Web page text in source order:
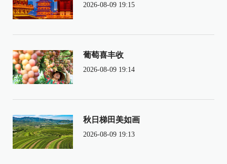
2026-08-09 19:15
葡萄喜丰收
2026-08-09 19:14
秋日梯田美如画
2026-08-09 19:13